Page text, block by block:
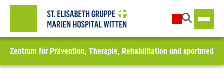
Zentrum für Prävention, Therapie, Rehabilitation und